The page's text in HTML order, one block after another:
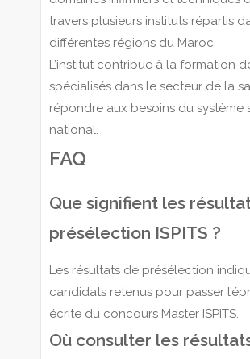
travers plusieurs instituts répartis
différentes régions du Maroc.
L’institut contribue à la formation
spécialisés dans le secteur de la
répondre aux besoins du système
national.
FAQ
Que signifient les
présélection ISPITS ?
Les résultats de présélection
candidats retenus pour passer
écrite du concours Master ISPITS.
Où consulter les